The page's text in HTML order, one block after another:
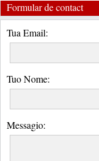
Formular de contact
Tua Email:
Tuo Nome:
Messagio: